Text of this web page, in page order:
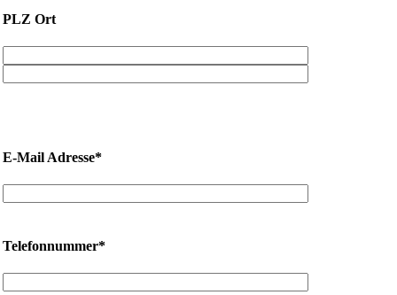
PLZ Ort
E-Mail Adresse*
Telefonnummer*